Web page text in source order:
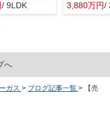
/ 9LDK
3,880万円/
へ
ガス > ブログ記事一覧 >
【売